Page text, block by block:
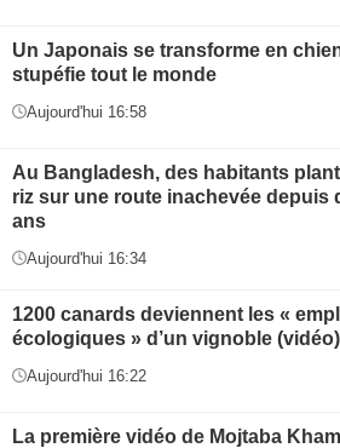
Un Japonais se transforme en
stupéfie tout le monde
Aujourd'hui 16:58
Au Bangladesh, des habitants
riz sur une route inachevée depuis
ans
Aujourd'hui 16:34
1200 canards deviennent les «
écologiques » d’un vignoble (vidéo)
Aujourd'hui 16:22
La première vidéo de Mojtaba